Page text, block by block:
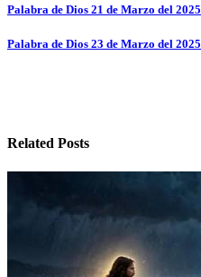
Navegación
de
Palabra de Dios 21 de Marzo del
Palabra de Dios 23 de Marzo del
Related Posts